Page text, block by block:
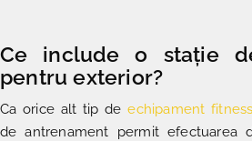
Ce include o stație
pentru exterior?
Ca orice alt tip deechipament
de antrenament permit efectuarea